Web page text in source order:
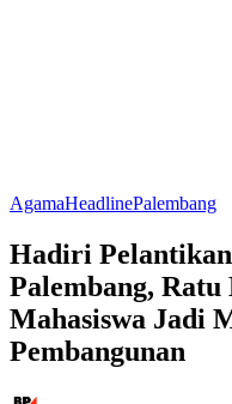
AgamaHeadlinePalembang
Hadiri
Palembang, Ratu
Mahasiswa Jadi
Pembangunan